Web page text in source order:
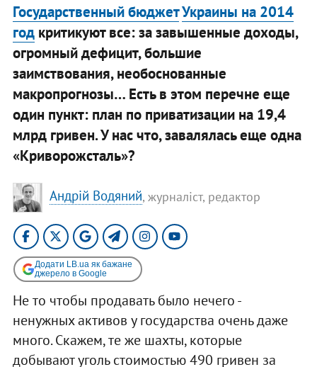
Государственный бюджетУкраины на 2014
годкритикуют все: за завышенные доходы,
огромный дефицит, большие
заимствования, необоснованные
макропрогнозы… Есть в этом перечне еще
один пункт: план по приватизации на 19,4
млрд гривен. У нас что, завалялась еще одна
«Криворожсталь»?
Андрій Водяний, журналіст, редактор
Додати LB.ua як бажане
джерело в Google
Не то чтобы продавать было нечего -
ненужных активов у государства очень даже
много. Скажем, те же шахты, которые
добывают уголь стоимостью 490 гривен за